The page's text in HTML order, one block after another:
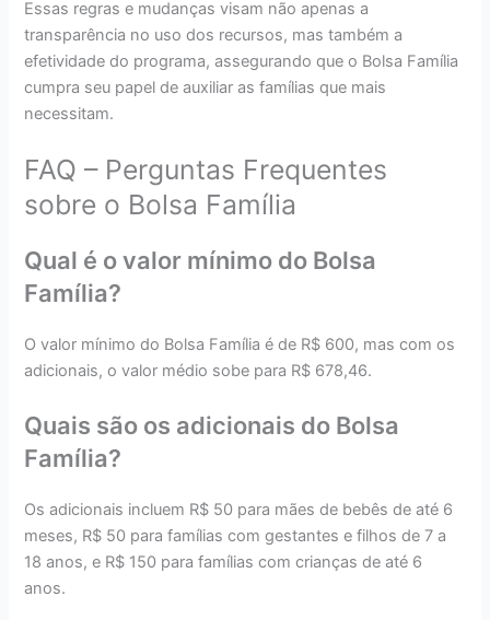
Essas regras e mudanças visam não apenas a
transparência no uso dos recursos, mas também a
efetividade do programa, assegurando que o Bolsa Família
cumpra seu papel de auxiliar as famílias que mais
necessitam.
FAQ – Perguntas Frequentes
sobre o Bolsa Família
Qual é o valor mínimo do Bolsa
Família?
O valor mínimo do Bolsa Família é de R$ 600, mas com os
adicionais, o valor médio sobe para R$ 678,46.
Quais são os adicionais do Bolsa
Família?
Os adicionais incluem R$ 50 para mães de bebês de até 6
meses, R$ 50 para famílias com gestantes e filhos de 7 a
18 anos, e R$ 150 para famílias com crianças de até 6
anos.